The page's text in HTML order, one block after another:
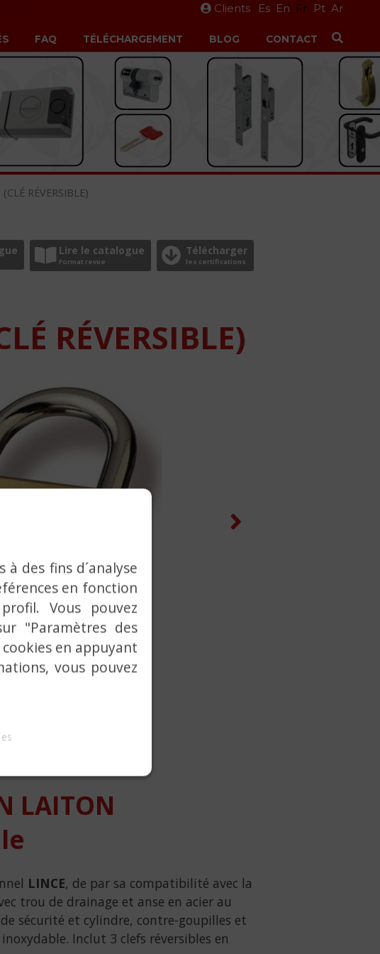
Clients Es En Fr Pt Ar
FAQ TÉLÉCHARGEMENT BLOG CONTACT
RÉVERSIBLE)
Lire le catalogue
Format revue
Télécharger
les certifications
RÉVERSIBLE)
LAITON
LINCE, de par sa compatibilité avec la
trou de drainage et anse en acier au
sécurité et cylindre, contre-goupilles et
Inclut 3 clefs réversibles en
des fins d´analyse
en fonction
Vous pouvez
"Paramètres des
en appuyant
vous pouvez